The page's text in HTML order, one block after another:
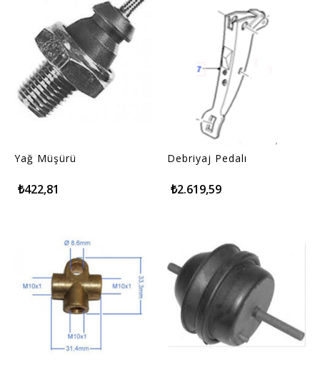
Yağ Müşürü
₺422,81
Debriyaj Pedalı
₺2.619,59